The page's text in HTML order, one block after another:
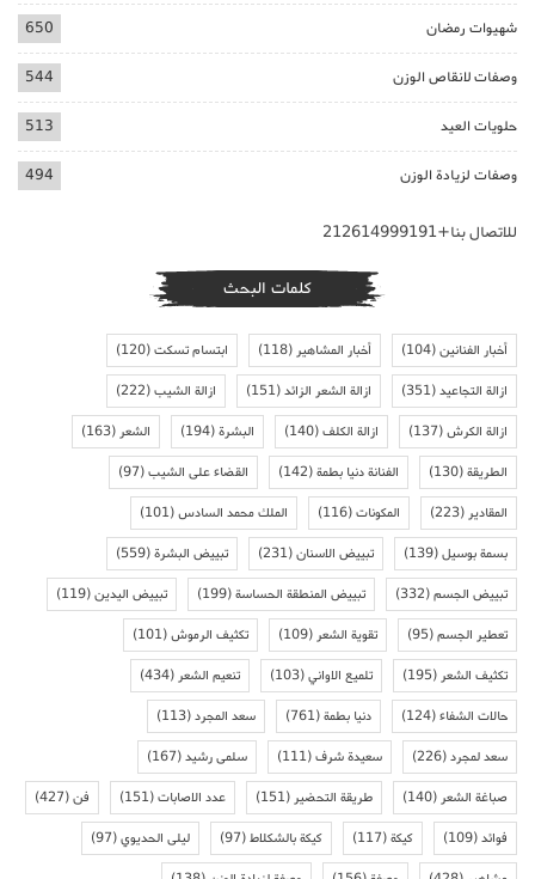
شهيوات رمضان 650
وصفات لانقاص الوزن 544
حلويات العيد 513
وصفات لزيادة الوزن 494
للاتصال بنا+212614999191
كلمات البحث
أخبار الفنانين(104) أخبار المشاهير(118) ابتسام تسكت(120)
ازالة التجاعيد(351) ازالة الشعر الزائد(151) ازالة الشيب(222)
ازالة الكرش(137) ازالة الكلف(140) البشرة(194) الشعر(163)
الطريقة(130) الفنانة دنيا بطمة(142) القضاء على الشيب(97)
المقادير(223) المكونات(116) الملك محمد السادس(101)
بسمة بوسيل(139) تبييض الاسنان(231) تبييض البشرة(559)
تبييض الجسم(332) تبييض المنطقة الحساسة(199) تبييض اليدين(119)
تعطير الجسم(95) تقوية الشعر(109) تكثيف الرموش(101)
تكثيف الشعر(195) تلميع الاواني(103) تنعيم الشعر(434)
حالات الشفاء(124) دنيا بطمة(761) سعد المجرد(113)
سعد لمجرد(226) سعيدة شرف(111) سلمى رشيد(167)
صباغة الشعر(140) طريقة التحضير(151) عدد الاصابات(151) فن(427)
فوائد(109) كيكة(117) كيكة بالشكلاط(97) ليلى الحديوي(97)